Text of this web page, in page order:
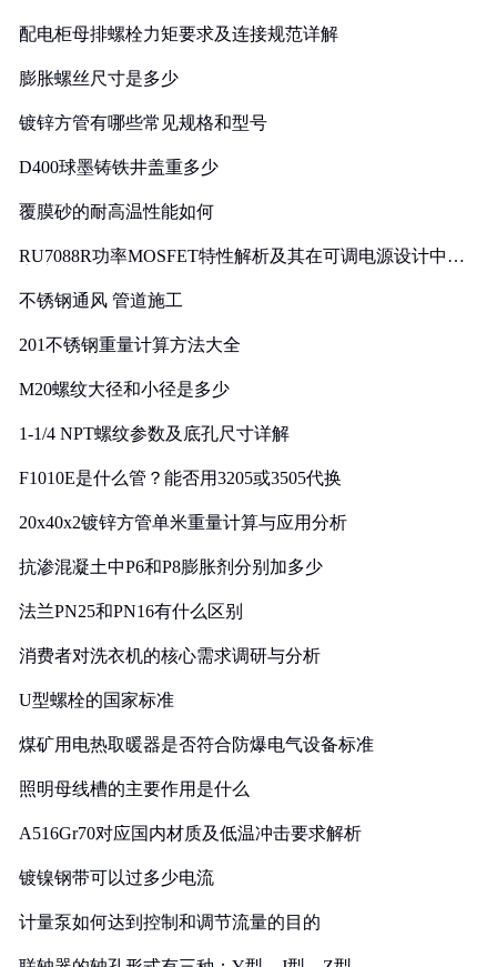
配电柜母排螺栓力矩要求及连接规范详解
膨胀螺丝尺寸是多少
镀锌方管有哪些常见规格和型号
D400球墨铸铁井盖重多少
覆膜砂的耐高温性能如何
RU7088R功率MOSFET特性解析及其在可调电源设计中的
不锈钢通风 管道施工
201不锈钢重量计算方法大全
M20螺纹大径和小径是多少
1-1/4 NPT螺纹参数及底孔尺寸详解
F1010E是什么管？能否用3205或3505代换
20x40x2镀锌方管单米重量计算与应用分析
抗渗混凝土中P6和P8膨胀剂分别加多少
法兰PN25和PN16有什么区别
消费者对洗衣机的核心需求调研与分析
U型螺栓的国家标准
煤矿用电热取暖器是否符合防爆电气设备标准
照明母线槽的主要作用是什么
A516Gr70对应国内材质及低温冲击要求解析
镀镍钢带可以过多少电流
计量泵如何达到控制和调节流量的目的